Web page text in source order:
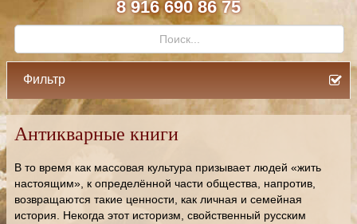
8 916 690 86 75
Фильтр
Антикварные книги
В то время как массовая культура призывает людей «жить
настоящим», к определённой части общества, напротив,
возвращаются такие ценности, как личная и семейная
история. Некогда этот историзм, свойственный русским